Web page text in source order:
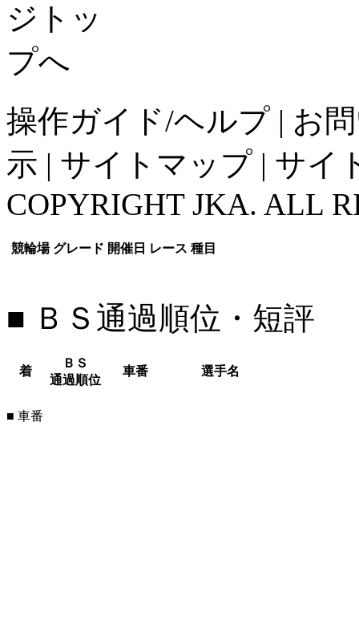
操作ガイド/ヘルプ | お
示 | サイトマップ | サイ
COPYRIGHT JKA. ALL
競輪場 グレード 開催日 レース 種目
■ ＢＳ通過順位・短評
着
ＢＳ
通過順位
車番 選手名
■ 車番